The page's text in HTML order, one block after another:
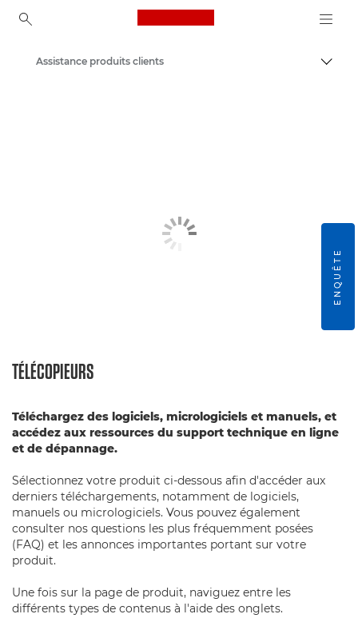
Canon Logo, back to
Assistance produits clients
TÉLÉCOPIEURS
Téléchargez des logiciels, micrologiciels et manuels, et
accédez aux ressources du support technique en ligne
et de dépannage.
Sélectionnez votre produit ci-dessous afin d'accéder aux
derniers téléchargements, notamment de logiciels,
manuels ou micrologiciels. Vous pouvez également
consulter nos questions les plus fréquemment posées
(FAQ) et les annonces importantes portant sur votre
produit.
Une fois sur la page de produit, naviguez entre les
différents types de contenus à l'aide des onglets.
ENQUÊTE